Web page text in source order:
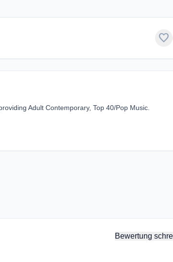
favorite
Adult Contemporary, Top 40/Pop Music.
Bewertung